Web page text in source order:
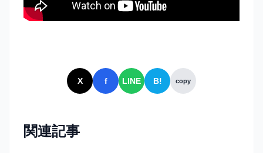
X f LINE B! copy
関連記事